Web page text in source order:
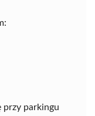
przy parkingu